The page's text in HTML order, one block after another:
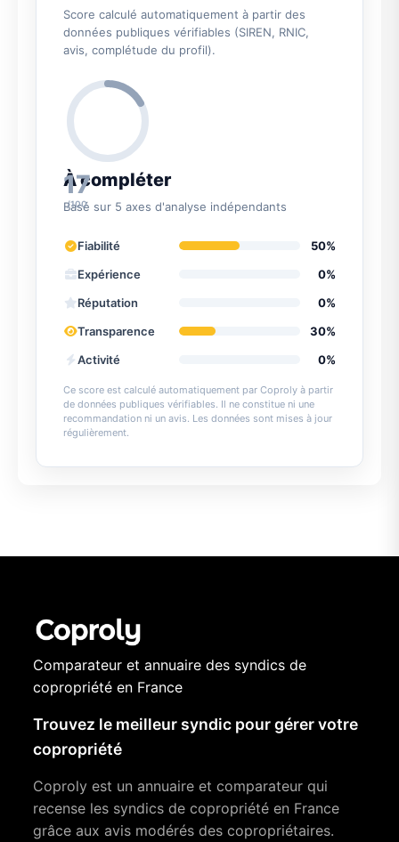
Score calculé automatiquement à partir des
données publiques vérifiables (SIREN, RNIC,
avis, complétude du profil).
17
/100
À compléter
Basé sur 5 axes d'analyse indépendants
Fiabilité
50%
Expérience
0%
Réputation
0%
Transparence
30%
Activité
0%
Ce score est calculé automatiquement par Coproly à partir
de données publiques vérifiables. Il ne constitue ni une
recommandation ni un avis. Les données sont mises à jour
régulièrement.
Comparateur et annuaire des syndics de
copropriété en France
Trouvez le meilleur syndic pour gérer votre
copropriété
Coproly est un annuaire et comparateur qui
recense les syndics de copropriété en France
grâce aux avis modérés des copropriétaires.